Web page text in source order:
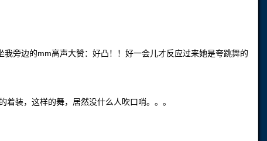
旁边的mm高声大赞：好凸！！好一会儿才反应过来她是夸跳舞的
装，这样的舞，居然没什么人吹口哨。。。